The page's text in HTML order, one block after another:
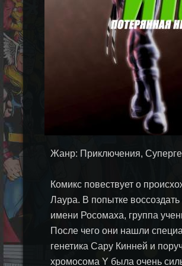
Жанр: Приключения,
Комикс повествует о
Лаура. В попытке
имени Росомаха, группа
После чего они нашли
генетика Сару Кинней и
хромосома Y была очень